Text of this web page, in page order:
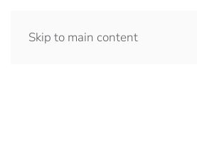
Skip to main content